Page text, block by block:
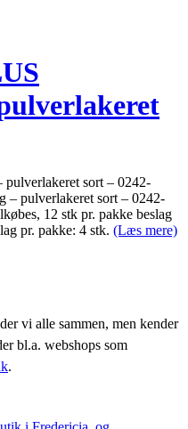
pulverlakeret sort – 0242-
– pulverlakeret sort – 0242-
12 stk pr. pakke beslag
pr. pakke: 4 stk. (Læs mere)
vi alle sammen, men kender
bl.a. webshops som
.